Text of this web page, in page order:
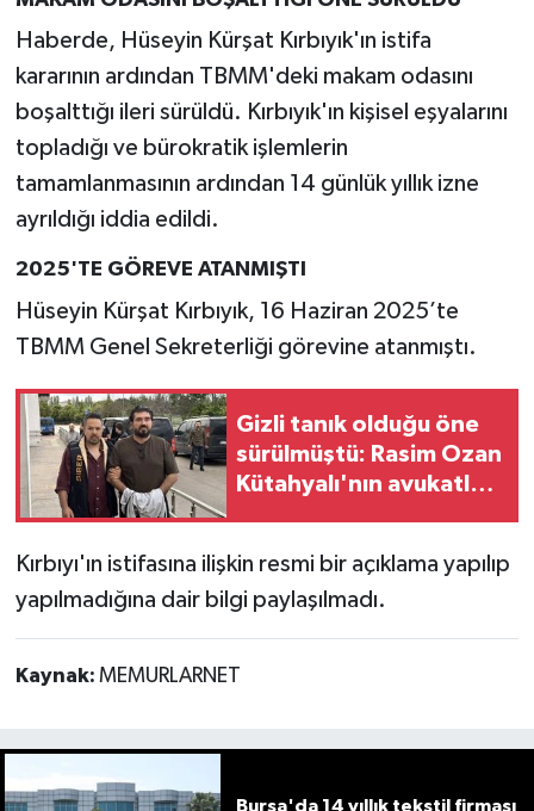
Haberde, Hüseyin Kürşat Kırbıyık'ın istifa
kararının ardından TBMM'deki makam odasını
boşalttığı ileri sürüldü. Kırbıyık'ın kişisel eşyalarını
topladığı ve bürokratik işlemlerin
tamamlanmasının ardından 14 günlük yıllık izne
ayrıldığı iddia edildi.
2025'TE GÖREVE ATANMIŞTI
Hüseyin Kürşat Kırbıyık, 16 Haziran 2025’te
TBMM Genel Sekreterliği görevine atanmıştı.
Gizli tanık olduğu öne
sürülmüştü: Rasim Ozan
Kütahyalı'nın avukatları
Kırbıyı'ın istifasına ilişkin resmi bir açıklama yapılıp
yapılmadığına dair bilgi paylaşılmadı.
Kaynak: MEMURLARNET
Bursa'da 14 yıllık tekstil firması